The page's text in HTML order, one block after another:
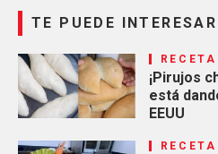
TE PUEDE INTERESAR
RECETA
¡Pirujos
está
EEUU